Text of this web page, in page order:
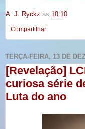
A. J. Ryckz às 10:10
Compartilhar
TERÇA-FEIRA, 13 DE
[Revelação]
curiosa série
Luta do ano